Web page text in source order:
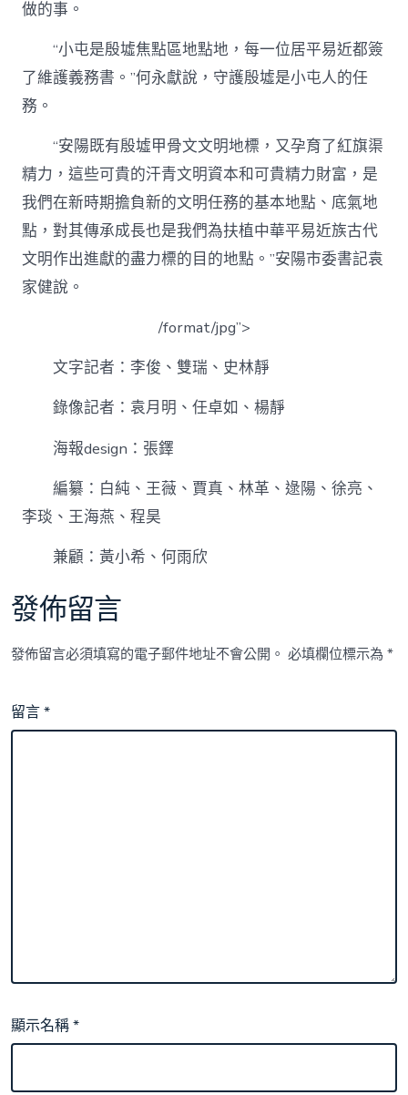
做的事。
“小屯是殷墟焦點區地點地，每一位居平易近都簽
了維護義務書。”何永獻說，守護殷墟是小屯人的任
務。
“安陽既有殷墟甲骨文文明地標，又孕育了紅旗渠
精力，這些可貴的汗青文明資本和可貴精力財富，是
我們在新時期擔負新的文明任務的基本地點、底氣地
點，對其傳承成長也是我們為扶植中華平易近族古代
文明作出進獻的盡力標的目的地點。”安陽市委書記袁
家健說。
/format/jpg”>
文字記者：李俊、雙瑞、史林靜
錄像記者：袁月明、任卓如、楊靜
海報design：張鐸
編纂：白純、王薇、賈真、林革、逯陽、徐亮、
李琰、王海燕、程昊
兼顧：黃小希、何雨欣
發佈留言
發佈留言必須填寫的電子郵件地址不會公開。 必填欄位標示為*
留言*
顯示名稱*